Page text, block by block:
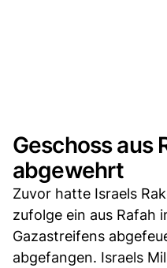
Geschoss aus
abgewehrt
Zuvor hatte Israels
zufolge ein aus Rafah
Gazastreifens
abgefangen. Israels